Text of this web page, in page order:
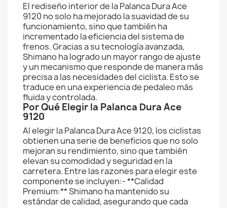
El rediseño interior de la Palanca Dura Ace
9120 no solo ha mejorado la suavidad de su
funcionamiento, sino que también ha
incrementado la eficiencia del sistema de
frenos. Gracias a su tecnología avanzada,
Shimano ha logrado un mayor rango de ajuste
y un mecanismo que responde de manera más
precisa a las necesidades del ciclista. Esto se
traduce en una experiencia de pedaleo más
fluida y controlada.
Por Qué Elegir la Palanca Dura Ace
9120
Al elegir la Palanca Dura Ace 9120, los ciclistas
obtienen una serie de beneficios que no solo
mejoran su rendimiento, sino que también
elevan su comodidad y seguridad en la
carretera. Entre las razones para elegir este
componente se incluyen:- **Calidad
Premium:** Shimano ha mantenido su
estándar de calidad, asegurando que cada